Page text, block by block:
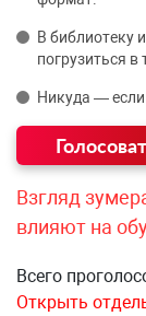
В библиотеку
погрузиться в
Никуда —
Взгляд
влияют на
Всего
Открыть